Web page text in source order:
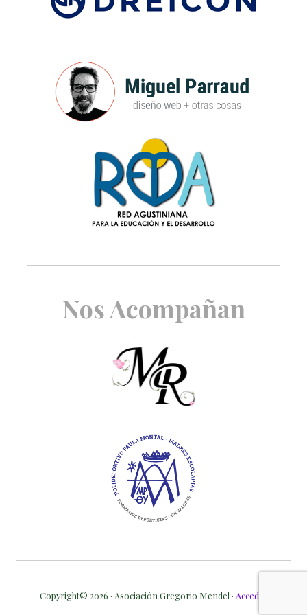
Nos Acompañan
Copyright© 2026 · Asociación Gregorio Mendel · Acceder